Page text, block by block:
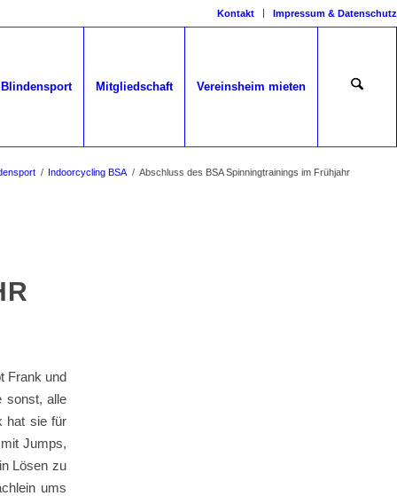
Kontakt Impressum & Datenschutz
Blindensport Mitgliedschaft Vereinsheim mieten
/ Indoorcycling BSA / Abschluss des BSA Spinningtrainings im Frühjahr
Frank und
sonst, alle
hat sie für
Jumps,
Lösen zu
ums